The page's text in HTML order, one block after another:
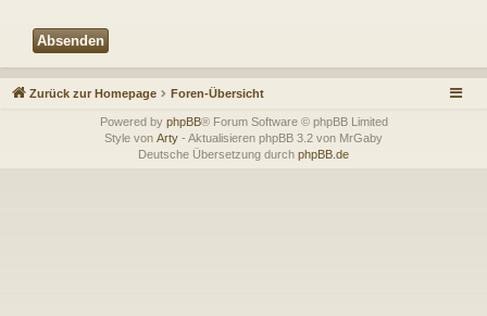
Zurück zur Homepage Foren-Übersicht
Powered by phpBB® Forum Software © phpBB Limited
Style von Arty - Aktualisieren phpBB 3.2 von MrGaby
Deutsche Übersetzung durch phpBB.de